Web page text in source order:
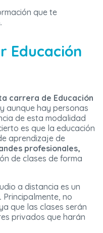
que te
Educación
carrera de Educación
aunque hay personas
de esta modalidad
es que la educación
aprendizaje de
profesionales,
de clases de forma
a distancia es un
Principalmente, no
que las clases serán
privados que harán